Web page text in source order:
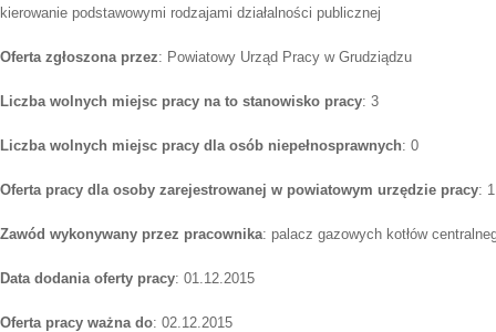
kierowanie podstawowymi rodzajami działalności publicznej
Oferta zgłoszona przez: Powiatowy Urząd Pracy w Grudziądzu
Liczba wolnych miejsc pracy na to stanowisko pracy: 3
Liczba wolnych miejsc pracy dla osób niepełnosprawnych: 0
Oferta pracy dla osoby zarejestrowanej w powiatowym urzędzie pracy: 1
Zawód wykonywany przez pracownika: palacz gazowych kotłów
Data dodania oferty pracy: 01.12.2015
Oferta pracy ważna do: 02.12.2015